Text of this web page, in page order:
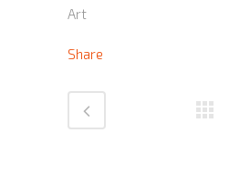
Art
Share